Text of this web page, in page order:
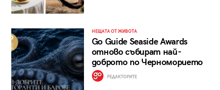
НЕЩАТА ОТ ЖИВОТА
Go Guide Seaside Awards
отново събират най-
доброто по Черноморието
РЕДАКТОРИТЕ